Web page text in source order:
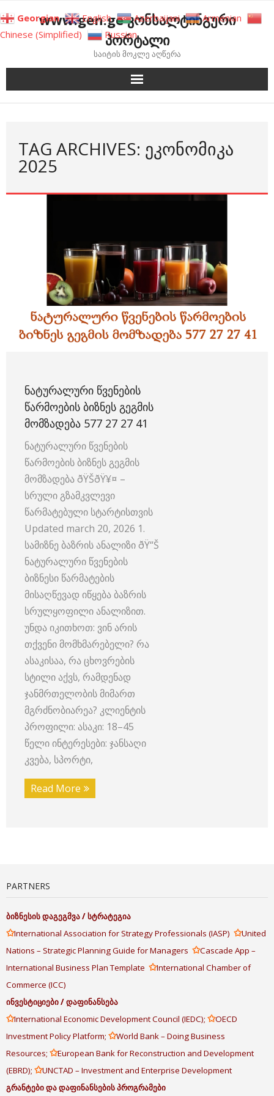
to
content
www.gen.ge კონსალტინგური
პორტალი
საიტის მოკლე აღწერა
TAG ARCHIVES: ᲔᲙᲝᲜᲝᲛᲘᲙᲐ
2025
ᲜᲐᲢᲣᲠᲐᲚᲣᲠᲘ ᲬᲕᲔᲜᲔᲑᲘᲡ
ᲬᲐᲠᲛᲝᲔᲑᲘᲡ ᲑᲘᲖᲜᲔᲡ ᲒᲔᲒᲛᲘᲡ
ᲛᲝᲛᲖᲐᲓᲔᲑᲐ 577 27 27 41
ნატურალური წვენების
წარმოების ბიზნეს გეგმის
მომზადება ðŸŠðŸ¥¤ –
სრული გზამკვლევი
წარმატებული სტარტისთვის
Updated march 20, 2026 1.
სამიზნე ბაზრის ანალიზი ðŸ“Š
ნატურალური წვენების
ბიზნესი წარმატების
მისაღწევად იწყება ბაზრის
სრულყოფილი ანალიზით.
უნდა იკითხოთ: ვინ არის
თქვენი მომხმარებელი? რა
ასაკისაა, რა ცხოვრების
სტილი აქვს, რამდენად
ჯანმრთელობის მიმართ
მგრძნობიარეა? კლიენტის
პროფილი: ასაკი: 18–45
წელი ინტერესები: ჯანსაღი
კვება, სპორტი,
Read More
PARTNERS
ბიზნესისდაგეგმვა/სტრატეგია
✩International Association for Strategy Professionals (IASP) ✩United
Nations – Strategic Planning Guide for Managers ✩Cascade App –
International Business Plan Template ✩International Chamber of
Commerce (ICC)
ინვესტიციები/დაფინანსება
✩International Economic Development Council (IEDC); ✩OECD
Investment Policy Platform; ✩World Bank – Doing Business
Resources; ✩European Bank for Reconstruction and Development
(EBRD); ✩UNCTAD – Investment and Enterprise Development
გრანტებიდადაფინანსებისპროგრამები
Georgian English Azerbaijani
Armenian
Chinese (Simplified)
Russian